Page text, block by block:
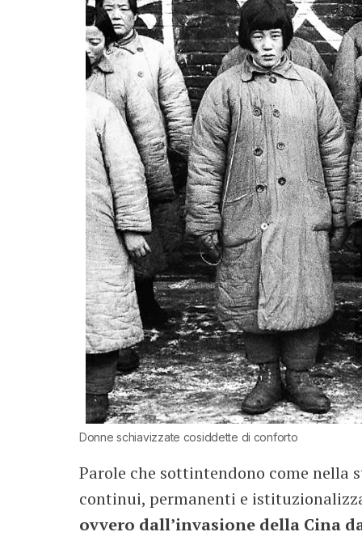
Donne schiavizzate cosiddette di conforto
Parole che sottintendono come
continui, permanenti e
ovvero dall’invasione della Cina